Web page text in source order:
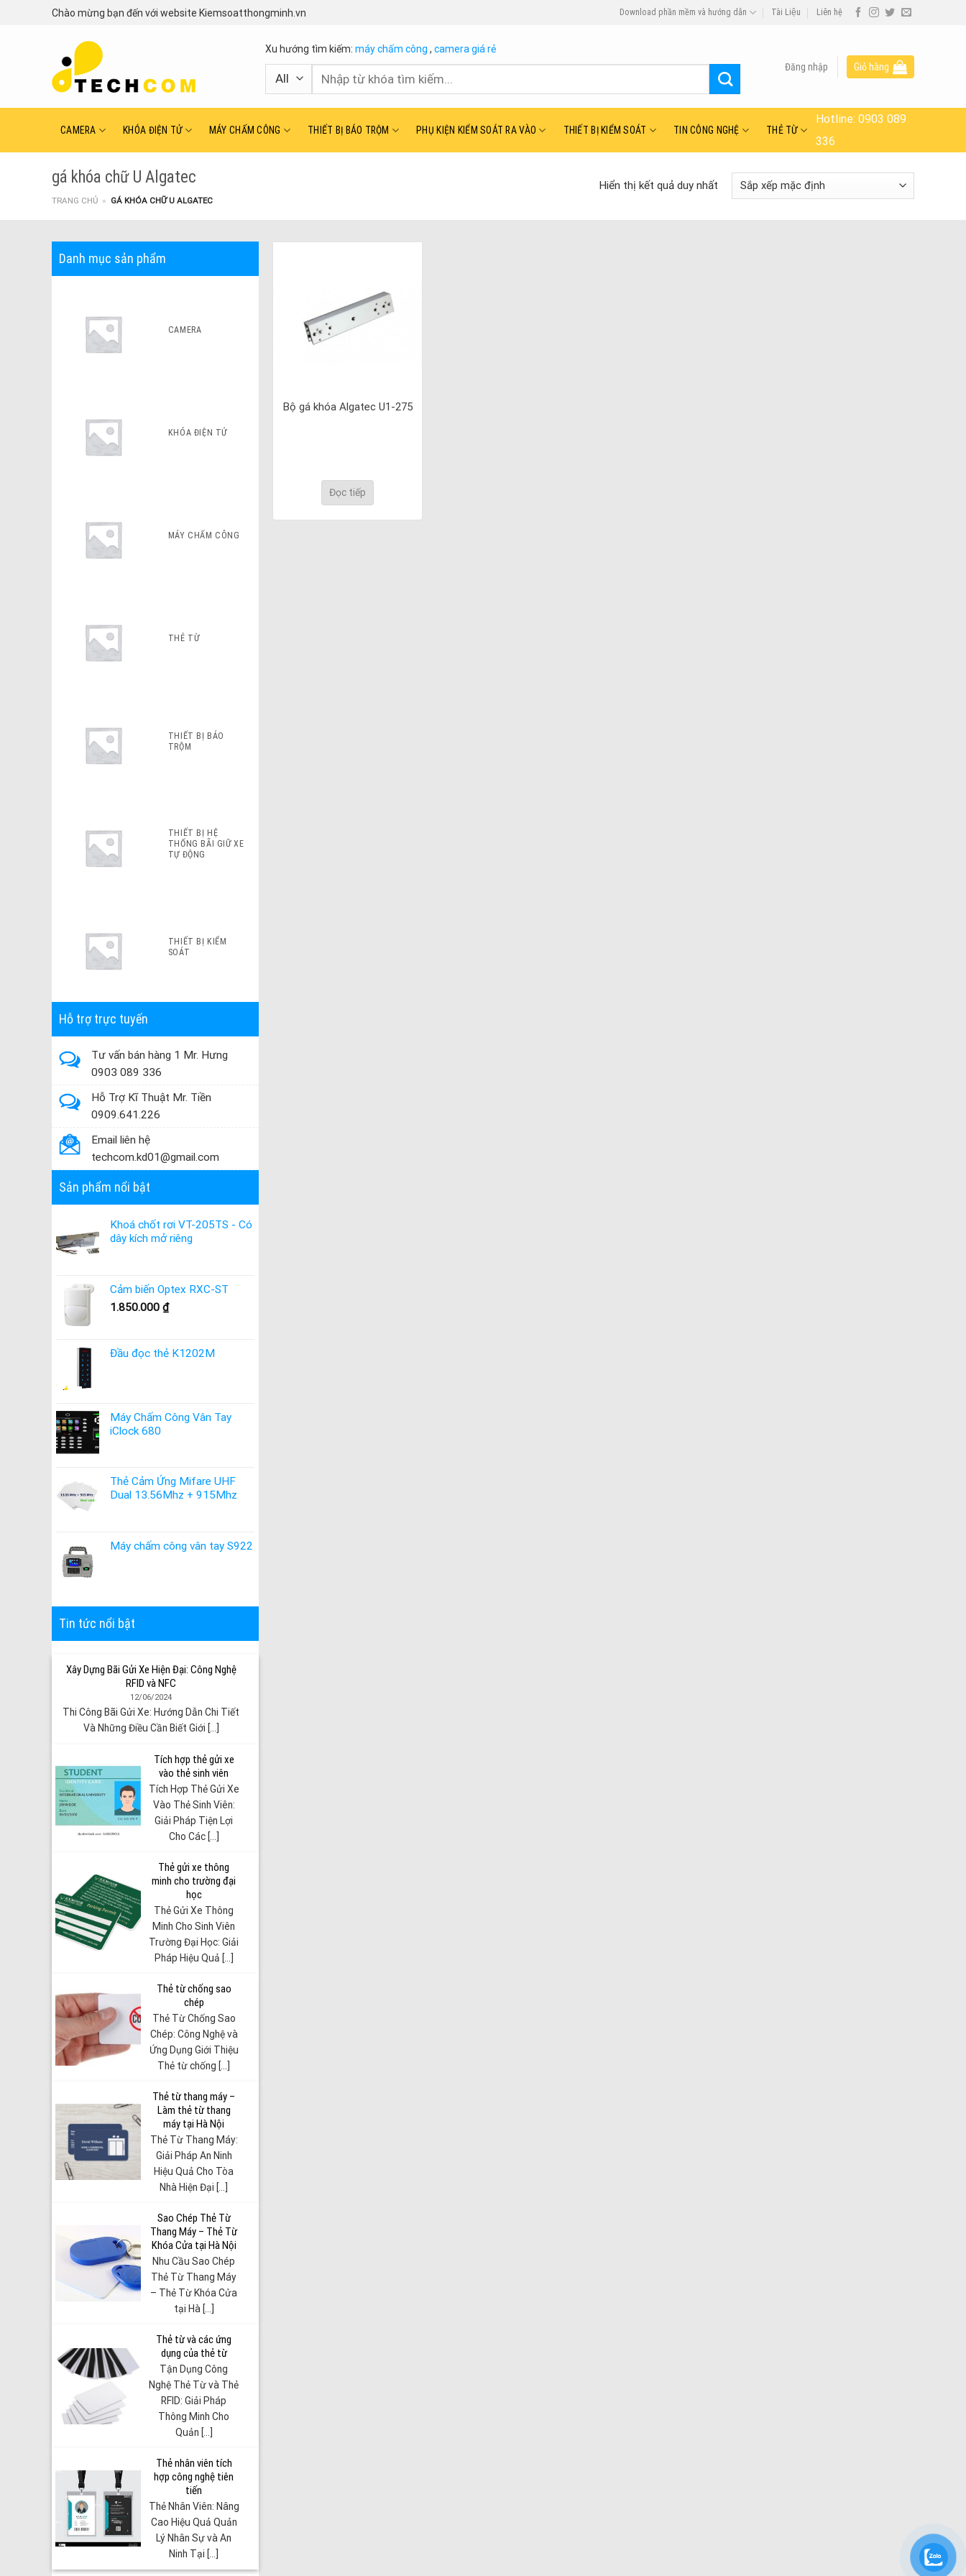
Chào mừng bạn đến với website Kiemsoatthongminh.vn Download phần mềm và hướng dẫn Tài Liệu Liên hệ
Xu hướng tìm kiếm: máy chấm công , camera giá rẻ
Tìm
Đăng nhập Giỏ hàng
CAMERA KHÓA ĐIỆN TỬ MÁY CHẤM CÔNG THIẾT BỊ BÁO TRỘM PHỤ KIỆN KIỂM SOÁT RA VÀO THIẾT BỊ KIỂM SOÁT TIN CÔNG NGHỆ THẺ TỪ
Hotline:0903 089
336
gá khóa chữ U Algatec
TRANG CHỦ » GÁ KHÓA CHỮ U ALGATEC
Hiển thị kết quả duy nhất
Danh mục sản phẩm
CAMERA
KHÓA ĐIỆN TỬ
MÁY CHẤM CÔNG
THẺ TỪ
THIẾT BỊ BÁO
TRỘM
THIẾT BỊ HỆ
THỐNG BÃI GIỮ XE
TỰ ĐỘNG
THIẾT BỊ KIỂM
SOÁT
Hỗ trợ trực tuyến
Tư vấn bán hàng 1 Mr. Hưng
0903 089 336
Hỗ Trợ Kĩ Thuật Mr. Tiền
0909.641.226
Email liên hệ
techcom.kd01@gmail.com
Sản phẩm nổi bật
Khoá chốt rơi VT-205TS - Có
dây kích mở riêng
Cảm biến Optex RXC-ST
1.850.000 ₫
Đầu đọc thẻ K1202M
Máy Chấm Công Vân Tay
iClock 680
Thẻ Cảm Ứng Mifare UHF
Dual 13.56Mhz + 915Mhz
Máy chấm công vân tay S922
Tin tức nổi bật
Xây Dựng Bãi Gửi Xe Hiện Đại: Công Nghệ
RFID và NFC
12/06/2024
Thi Công Bãi Gửi Xe: Hướng Dẫn Chi Tiết
Và Những Điều Cần Biết Giới [...]
Tích hợp thẻ gửi xe
vào thẻ sinh viên
Tích Hợp Thẻ Gửi Xe
Vào Thẻ Sinh Viên:
Giải Pháp Tiện Lợi
Cho Các [...]
Thẻ gửi xe thông
minh cho trường đại
học
Thẻ Gửi Xe Thông
Minh Cho Sinh Viên
Trường Đại Học: Giải
Pháp Hiệu Quả [...]
Thẻ từ chống sao
chép
Thẻ Từ Chống Sao
Chép: Công Nghệ và
Ứng Dụng Giới Thiệu
Thẻ từ chống [...]
Thẻ từ thang máy –
Làm thẻ từ thang
máy tại Hà Nội
Thẻ Từ Thang Máy:
Giải Pháp An Ninh
Hiệu Quả Cho Tòa
Nhà Hiện Đại [...]
Sao Chép Thẻ Từ
Thang Máy – Thẻ Từ
Khóa Cửa tại Hà Nội
Nhu Cầu Sao Chép
Thẻ Từ Thang Máy
– Thẻ Từ Khóa Cửa
tại Hà [...]
Thẻ từ và các ứng
dụng của thẻ từ
Tận Dụng Công
Nghệ Thẻ Từ và Thẻ
RFID: Giải Pháp
Thông Minh Cho
Quản [...]
Thẻ nhân viên tích
hợp công nghệ tiên
tiến
Thẻ Nhân Viên: Nâng
Cao Hiệu Quả Quản
Lý Nhân Sự và An
Ninh Tại [...]
Bộ gá khóa Algatec U1-275
Đọc tiếp